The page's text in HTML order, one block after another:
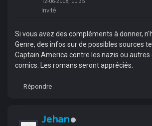
Invité
Si vous avez des compléments à donner,
Genre, des infos sur de possibles sources
Captain America contre les nazis ou autres
comics. Les romans seront appréciés.
Répondre
Jehan